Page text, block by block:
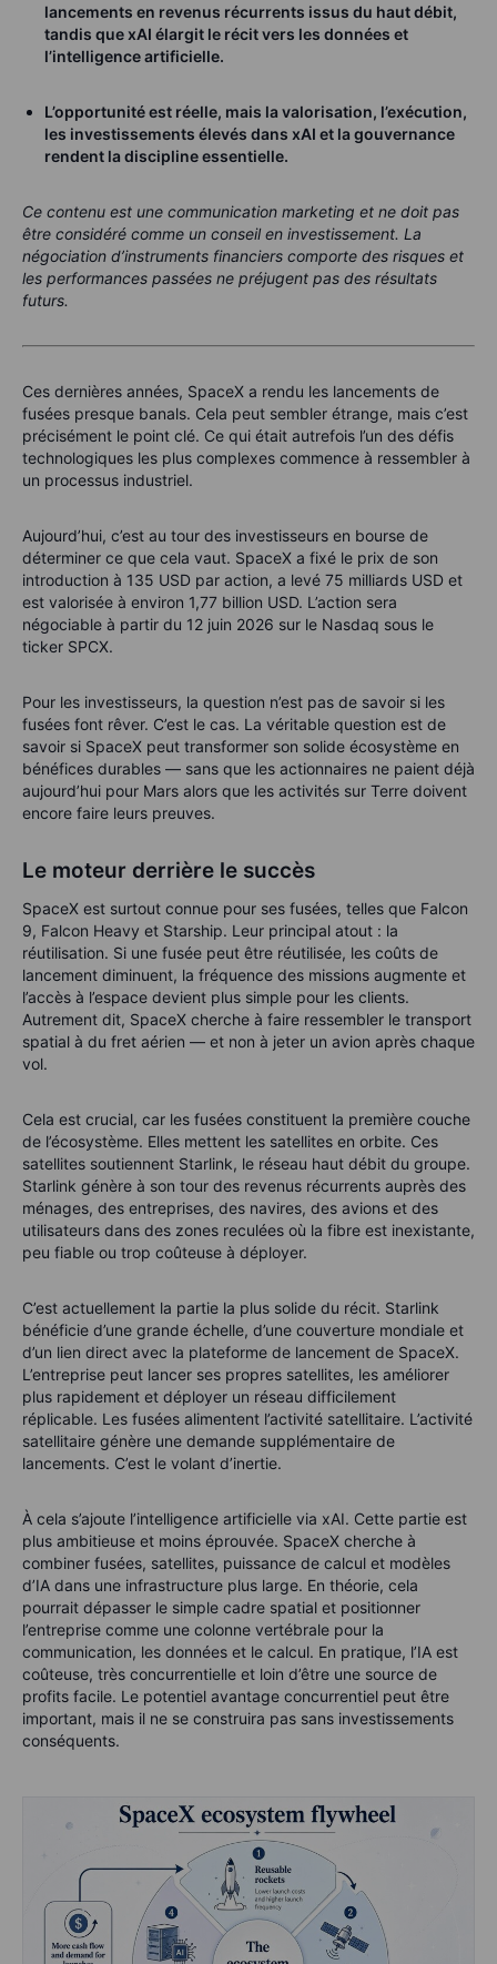
lancements en revenus récurrents issus du haut débit,
tandis que xAI élargit le récit vers les données et
l’intelligence artificielle.
L’opportunité est réelle, mais la valorisation, l’exécution,
les investissements élevés dans xAI et la gouvernance
rendent la discipline essentielle.
Ce contenu est une communication marketing et ne doit pas
être considéré comme un conseil en investissement. La
négociation d’instruments financiers comporte des risques et
les performances passées ne préjugent pas des résultats
futurs.
Ces dernières années, SpaceX a rendu les lancements de
fusées presque banals. Cela peut sembler étrange, mais c’est
précisément le point clé. Ce qui était autrefois l’un des défis
technologiques les plus complexes commence à ressembler à
un processus industriel.
Aujourd’hui, c’est au tour des investisseurs en bourse de
déterminer ce que cela vaut. SpaceX a fixé le prix de son
introduction à 135 USD par action, a levé 75 milliards USD et
est valorisée à environ 1,77 billion USD. L’action sera
négociable à partir du 12 juin 2026 sur le Nasdaq sous le
ticker SPCX.
Pour les investisseurs, la question n’est pas de savoir si les
fusées font rêver. C’est le cas. La véritable question est de
savoir si SpaceX peut transformer son solide écosystème en
bénéfices durables — sans que les actionnaires ne paient déjà
aujourd’hui pour Mars alors que les activités sur Terre doivent
encore faire leurs preuves.
Le moteur derrière le succès
SpaceX est surtout connue pour ses fusées, telles que Falcon
9, Falcon Heavy et Starship. Leur principal atout : la
réutilisation. Si une fusée peut être réutilisée, les coûts de
lancement diminuent, la fréquence des missions augmente et
l’accès à l’espace devient plus simple pour les clients.
Autrement dit, SpaceX cherche à faire ressembler le transport
spatial à du fret aérien — et non à jeter un avion après chaque
vol.
Cela est crucial, car les fusées constituent la première couche
de l’écosystème. Elles mettent les satellites en orbite. Ces
satellites soutiennent Starlink, le réseau haut débit du groupe.
Starlink génère à son tour des revenus récurrents auprès des
ménages, des entreprises, des navires, des avions et des
utilisateurs dans des zones reculées où la fibre est inexistante,
peu fiable ou trop coûteuse à déployer.
C’est actuellement la partie la plus solide du récit. Starlink
bénéficie d’une grande échelle, d’une couverture mondiale et
d’un lien direct avec la plateforme de lancement de SpaceX.
L’entreprise peut lancer ses propres satellites, les améliorer
plus rapidement et déployer un réseau difficilement
réplicable. Les fusées alimentent l’activité satellitaire. L’activité
satellitaire génère une demande supplémentaire de
lancements. C’est le volant d’inertie.
À cela s’ajoute l’intelligence artificielle via xAI. Cette partie est
plus ambitieuse et moins éprouvée. SpaceX cherche à
combiner fusées, satellites, puissance de calcul et modèles
d’IA dans une infrastructure plus large. En théorie, cela
pourrait dépasser le simple cadre spatial et positionner
l’entreprise comme une colonne vertébrale pour la
communication, les données et le calcul. En pratique, l’IA est
coûteuse, très concurrentielle et loin d’être une source de
profits facile. Le potentiel avantage concurrentiel peut être
important, mais il ne se construira pas sans investissements
conséquents.